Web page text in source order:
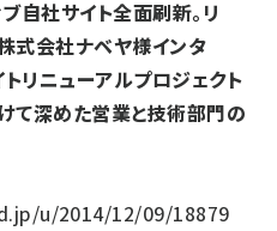
自社サイト全面刷新。リ
式会社ナベヤ様インタ
トリニューアルプロジェクト
て深めた営業と技術部門の
u/2014/12/09/18879